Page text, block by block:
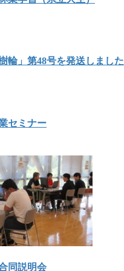
輪」第48号を発送しました
セミナー
同説明会